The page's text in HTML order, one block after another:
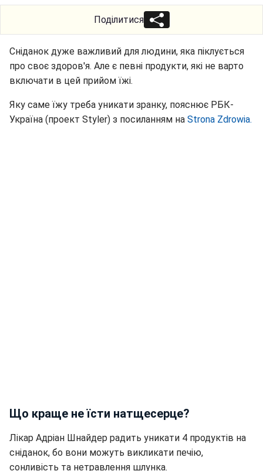
Поділитися
Сніданок дуже важливий для людини, яка піклується
про своє здоров'я. Але є певні продукти, які не варто
включати в цей прийом їжі.
Яку саме їжу треба уникати зранку, пояснює РБК-
Україна (проект Styler) з посиланням на Strona Zdrowia.
Що краще не їсти натщесерце?
Лікар Адріан Шнайдер радить уникати 4 продуктів на
сніданок, бо вони можуть викликати печію,
сонливість та нетравлення шлунка.